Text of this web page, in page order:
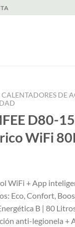
CALENTADORES DE
D80-
WiFi
WiFi + App
Eco, Confort,
B | 80
anti-legionela